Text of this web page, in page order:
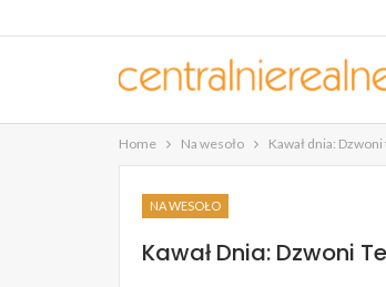
Home Na wesoło Kawał dnia: Dzwoni
NA WESOŁO
Kawał Dnia: Dzwoni